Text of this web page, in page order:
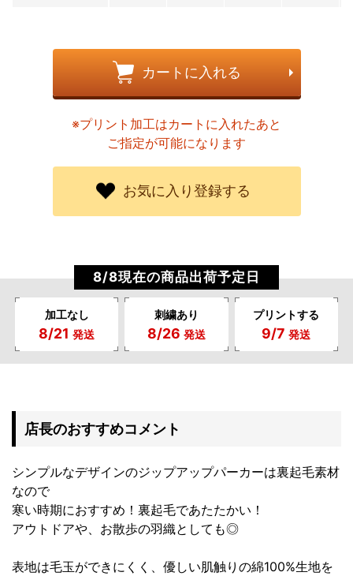
カートに入れる
※プリント加工はカートに入れたあと
ご指定が可能になります
お気に入り登録する
8/8現在の商品出荷予定日
加工なし
8/21 発送
刺繍あり
8/26 発送
プリントする
9/7 発送
店長のおすすめコメント
シンプルなデザインのジップアップパーカーは裏起毛素材
なので
寒い時期におすすめ！裏起毛であたたかい！
アウトドアや、お散歩の羽織としても◎
表地は毛玉ができにくく、優しい肌触りの綿100%生地を